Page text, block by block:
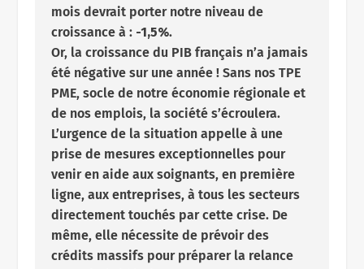
mois devrait porter notre niveau de
croissance à : -1,5%.
Or, la croissance du PIB français n’a jamais
été négative sur une année ! Sans nos TPE
PME, socle de notre économie régionale et
de nos emplois, la société s’écroulera.
L’urgence de la situation appelle à une
prise de mesures exceptionnelles pour
venir en aide aux soignants, en première
ligne, aux entreprises, à tous les secteurs
directement touchés par cette crise. De
même, elle nécessite de prévoir des
crédits massifs pour préparer la relance